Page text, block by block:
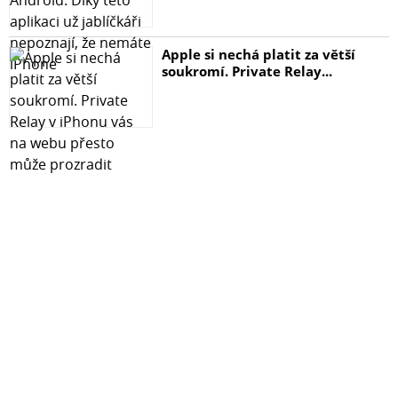
Apple si nechá platit za větší
soukromí. Private Relay...